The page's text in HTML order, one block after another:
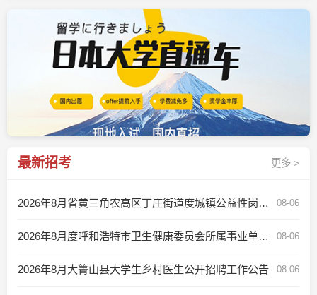
最新招考 更多 >
2026年8月省黄三角农高区丁庄街道度城镇公益性岗位招聘公告 08-06
2026年8月度呼和浩特市卫生健康委员会所属事业单位控制数人员公开招聘公告 08-06
2026年8月大箐山县大学生乡村医生公开招聘工作公告 08-06